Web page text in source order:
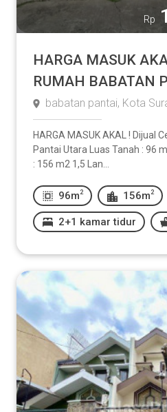
Rp
HARGA MASUK
RUMAH BABATAN
babatan pantai, Kota
HARGA MASUK AKAL ! Dijual
Pantai Utara Luas Tanah : 96
: 156 m2 1,5 Lan...
96m 2 156m 2
2+1 kamar tidur